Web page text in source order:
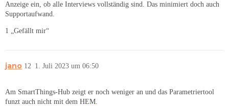
Anzeige ein, ob alle Interviews vollständig sind. Das minimiert doch auch
Supportaufwand.
1 „Gefällt mir“
jano 1. Juli 2023 um 06:50
12
Am SmartThings-Hub zeigt er noch weniger an und das Parametriertool
funzt auch nicht mit dem HEM.